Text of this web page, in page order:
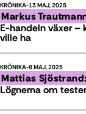
KRÖNIKA 13 MAJ, 2025
Markus
E-handeln växer –
ville ha
KRÖNIKA 8 MAJ, 2025
Mattias Sjöstrand:
Lögnerna om